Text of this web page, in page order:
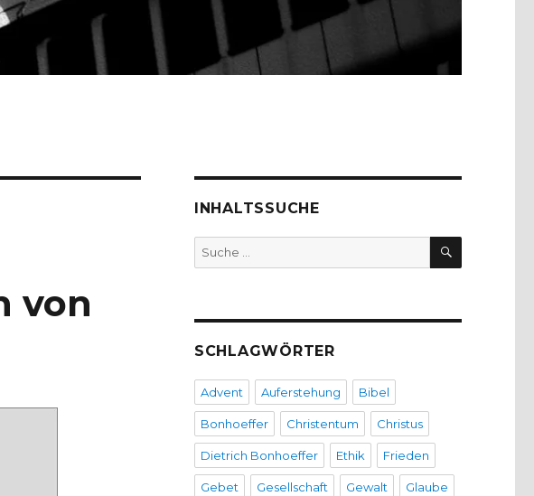
von
INHALTSSUCHE
Suche
nach:
SUCHEN
SCHLAGWÖRTER
Advent Auferstehung Bibel
Bonhoeffer Christentum Christus
Dietrich Bonhoeffer Ethik Frieden
Gebet Gesellschaft Gewalt Glaube